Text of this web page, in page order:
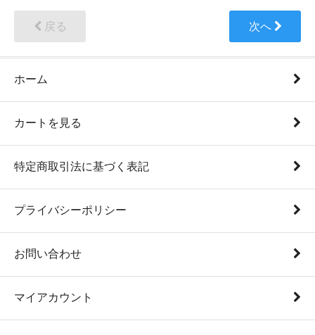
戻る 次へ
ホーム
カートを見る
特定商取引法に基づく表記
プライバシーポリシー
お問い合わせ
マイアカウント